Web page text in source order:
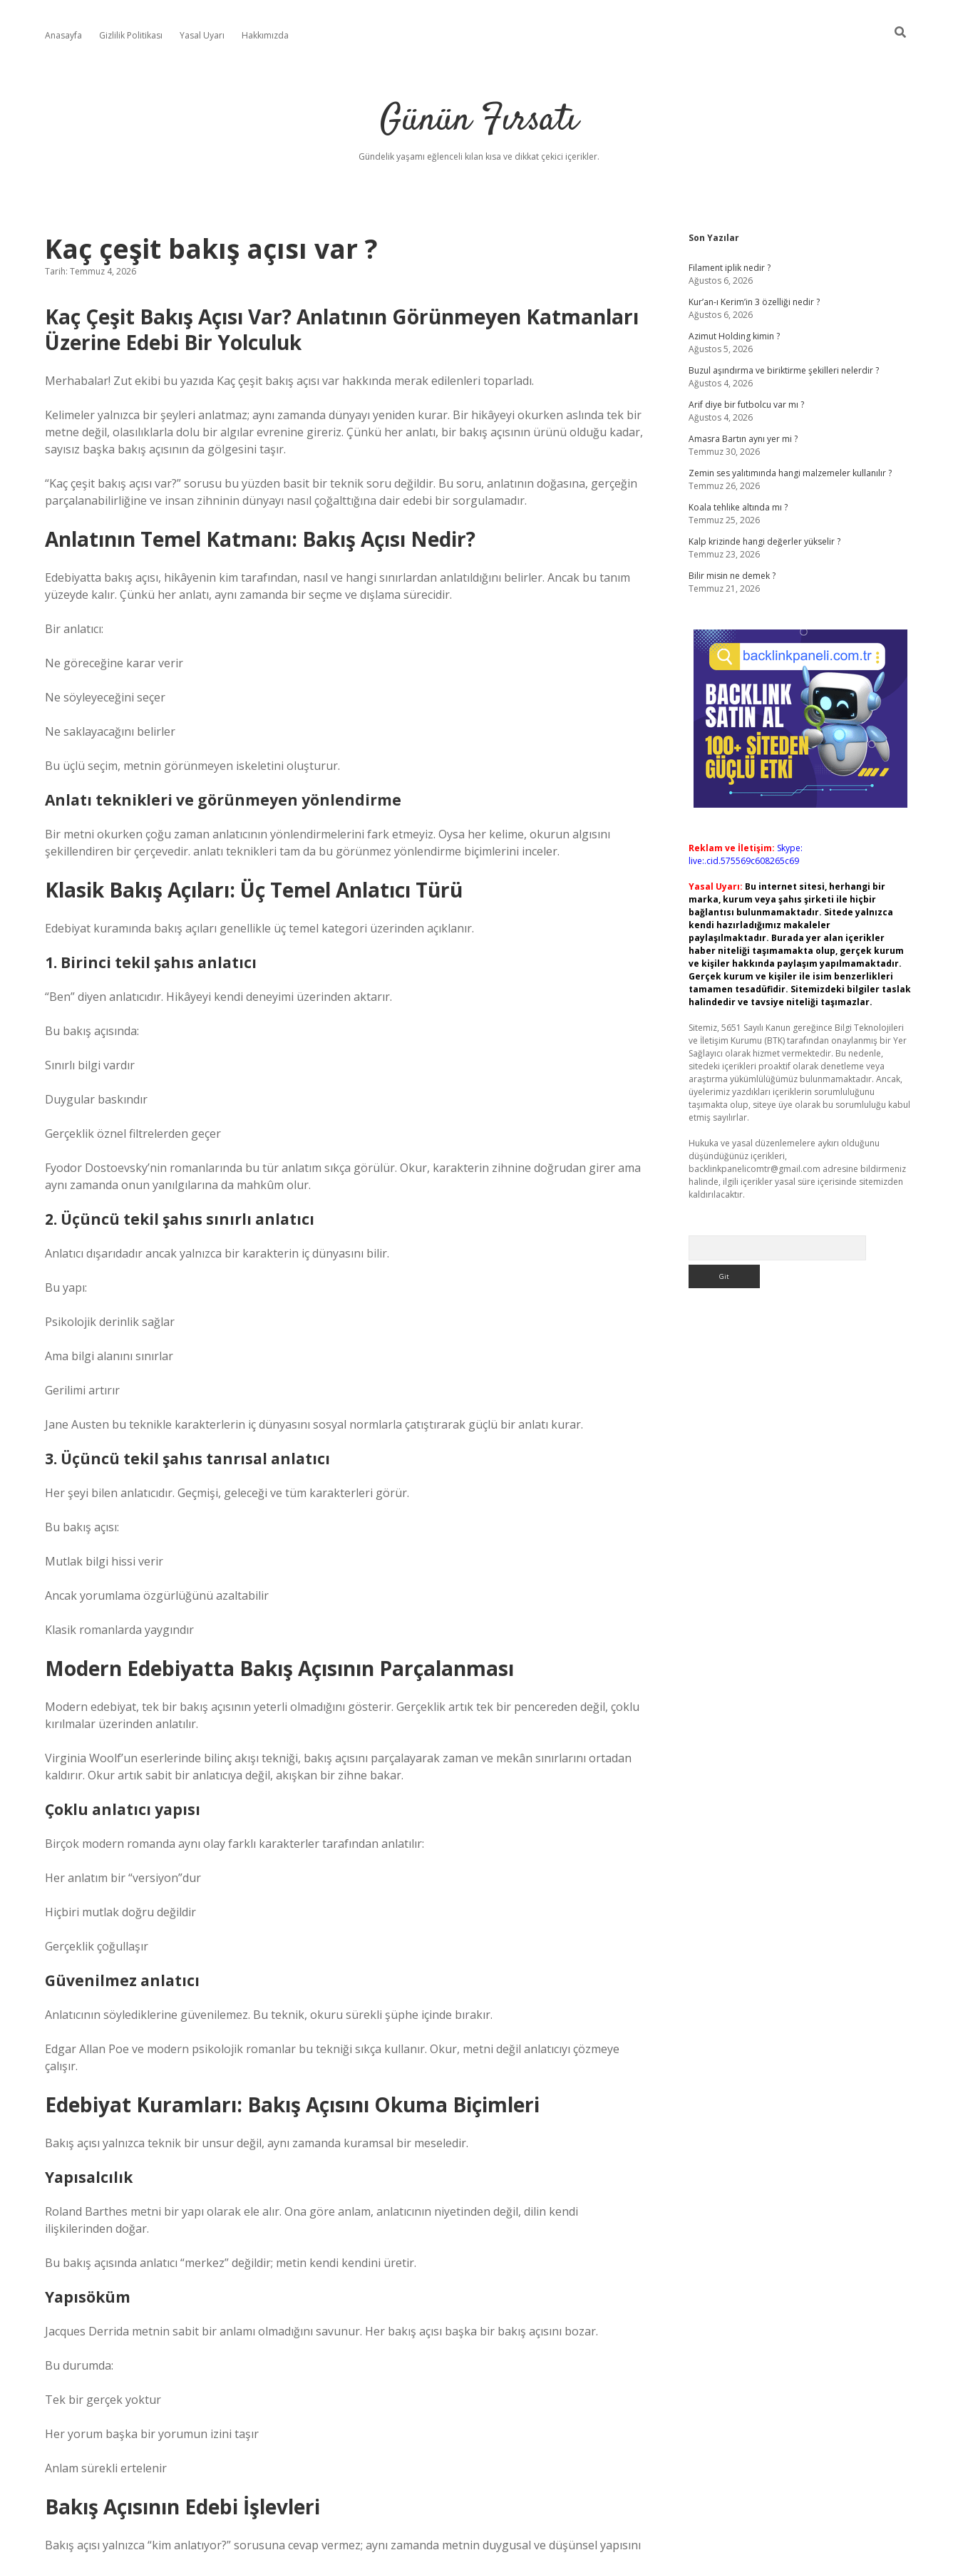
Anasayfa Gizlilik Politikası Yasal Uyarı Hakkımızda
Günün Fırsatı
Gündelik yaşamı eğlenceli kılan kısa ve dikkat çekici içerikler.
Kaç çeşit bakış açısı var ?
Tarih: Temmuz 4, 2026
Kaç Çeşit Bakış Açısı Var? Anlatının Görünmeyen Katmanları
Üzerine Edebi Bir Yolculuk
Merhabalar! Zut ekibi bu yazıda Kaç çeşit bakış açısı var hakkında merak edilenleri toparladı.
Kelimeler yalnızca bir şeyleri anlatmaz; aynı zamanda dünyayı yeniden kurar. Bir hikâyeyi okurken aslında tek bir
metne değil, olasılıklarla dolu bir algılar evrenine gireriz. Çünkü her anlatı, bir bakış açısının ürünü olduğu kadar,
sayısız başka bakış açısının da gölgesini taşır.
“Kaç çeşit bakış açısı var?” sorusu bu yüzden basit bir teknik soru değildir. Bu soru, anlatının doğasına, gerçeğin
parçalanabilirliğine ve insan zihninin dünyayı nasıl çoğalttığına dair edebi bir sorgulamadır.
Anlatının Temel Katmanı: Bakış Açısı Nedir?
Edebiyatta bakış açısı, hikâyenin kim tarafından, nasıl ve hangi sınırlardan anlatıldığını belirler. Ancak bu tanım
yüzeyde kalır. Çünkü her anlatı, aynı zamanda bir seçme ve dışlama sürecidir.
Bir anlatıcı:
Ne göreceğine karar verir
Ne söyleyeceğini seçer
Ne saklayacağını belirler
Bu üçlü seçim, metnin görünmeyen iskeletini oluşturur.
Anlatı teknikleri ve görünmeyen yönlendirme
Bir metni okurken çoğu zaman anlatıcının yönlendirmelerini fark etmeyiz. Oysa her kelime, okurun algısını
şekillendiren bir çerçevedir. anlatı teknikleri tam da bu görünmez yönlendirme biçimlerini inceler.
Klasik Bakış Açıları: Üç Temel Anlatıcı Türü
Edebiyat kuramında bakış açıları genellikle üç temel kategori üzerinden açıklanır.
1. Birinci tekil şahıs anlatıcı
“Ben” diyen anlatıcıdır. Hikâyeyi kendi deneyimi üzerinden aktarır.
Bu bakış açısında:
Sınırlı bilgi vardır
Duygular baskındır
Gerçeklik öznel filtrelerden geçer
Fyodor Dostoevsky’nin romanlarında bu tür anlatım sıkça görülür. Okur, karakterin zihnine doğrudan girer ama
aynı zamanda onun yanılgılarına da mahkûm olur.
2. Üçüncü tekil şahıs sınırlı anlatıcı
Anlatıcı dışarıdadır ancak yalnızca bir karakterin iç dünyasını bilir.
Bu yapı:
Psikolojik derinlik sağlar
Ama bilgi alanını sınırlar
Gerilimi artırır
Jane Austen bu teknikle karakterlerin iç dünyasını sosyal normlarla çatıştırarak güçlü bir anlatı kurar.
3. Üçüncü tekil şahıs tanrısal anlatıcı
Her şeyi bilen anlatıcıdır. Geçmişi, geleceği ve tüm karakterleri görür.
Bu bakış açısı:
Mutlak bilgi hissi verir
Ancak yorumlama özgürlüğünü azaltabilir
Klasik romanlarda yaygındır
Modern Edebiyatta Bakış Açısının Parçalanması
Modern edebiyat, tek bir bakış açısının yeterli olmadığını gösterir. Gerçeklik artık tek bir pencereden değil, çoklu
kırılmalar üzerinden anlatılır.
Virginia Woolf’un eserlerinde bilinç akışı tekniği, bakış açısını parçalayarak zaman ve mekân sınırlarını ortadan
kaldırır. Okur artık sabit bir anlatıcıya değil, akışkan bir zihne bakar.
Çoklu anlatıcı yapısı
Birçok modern romanda aynı olay farklı karakterler tarafından anlatılır:
Her anlatım bir “versiyon”dur
Hiçbiri mutlak doğru değildir
Gerçeklik çoğullaşır
Güvenilmez anlatıcı
Anlatıcının söylediklerine güvenilemez. Bu teknik, okuru sürekli şüphe içinde bırakır.
Edgar Allan Poe ve modern psikolojik romanlar bu tekniği sıkça kullanır. Okur, metni değil anlatıcıyı çözmeye
çalışır.
Edebiyat Kuramları: Bakış Açısını Okuma Biçimleri
Bakış açısı yalnızca teknik bir unsur değil, aynı zamanda kuramsal bir meseledir.
Yapısalcılık
Roland Barthes metni bir yapı olarak ele alır. Ona göre anlam, anlatıcının niyetinden değil, dilin kendi
ilişkilerinden doğar.
Bu bakış açısında anlatıcı “merkez” değildir; metin kendi kendini üretir.
Yapısöküm
Jacques Derrida metnin sabit bir anlamı olmadığını savunur. Her bakış açısı başka bir bakış açısını bozar.
Bu durumda:
Tek bir gerçek yoktur
Her yorum başka bir yorumun izini taşır
Anlam sürekli ertelenir
Bakış Açısının Edebi İşlevleri
Bakış açısı yalnızca “kim anlatıyor?” sorusuna cevap vermez; aynı zamanda metnin duygusal ve düşünsel yapısını
Sidebar
Son Yazılar
Filament iplik nedir ?
Ağustos 6, 2026
Kur’an-ı Kerim’in 3 özelliği nedir ?
Ağustos 6, 2026
Azimut Holding kimin ?
Ağustos 5, 2026
Buzul aşındırma ve biriktirme şekilleri nelerdir ?
Ağustos 4, 2026
Arif diye bir futbolcu var mı ?
Ağustos 4, 2026
Amasra Bartın aynı yer mi ?
Temmuz 30, 2026
Zemin ses yalıtımında hangi malzemeler kullanılır ?
Temmuz 26, 2026
Koala tehlike altında mı ?
Temmuz 25, 2026
Kalp krizinde hangi değerler yükselir ?
Temmuz 23, 2026
Bilir misin ne demek ?
Temmuz 21, 2026
Reklam ve İletişim: Skype:
live:.cid.575569c608265c69
Yasal Uyarı: Bu internet sitesi, herhangi bir
marka, kurum veya şahıs şirketi ile hiçbir
bağlantısı bulunmamaktadır. Sitede yalnızca
kendi hazırladığımız makaleler
paylaşılmaktadır. Burada yer alan içerikler
haber niteliği taşımamakta olup, gerçek kurum
ve kişiler hakkında paylaşım yapılmamaktadır.
Gerçek kurum ve kişiler ile isim benzerlikleri
tamamen tesadüfidir. Sitemizdeki bilgiler taslak
halindedir ve tavsiye niteliği taşımazlar.
Sitemiz, 5651 Sayılı Kanun gereğince Bilgi Teknolojileri
ve İletişim Kurumu (BTK) tarafından onaylanmış bir Yer
Sağlayıcı olarak hizmet vermektedir. Bu nedenle,
sitedeki içerikleri proaktif olarak denetleme veya
araştırma yükümlülüğümüz bulunmamaktadır. Ancak,
üyelerimiz yazdıkları içeriklerin sorumluluğunu
taşımakta olup, siteye üye olarak bu sorumluluğu kabul
etmiş sayılırlar.
Hukuka ve yasal düzenlemelere aykırı olduğunu
düşündüğünüz içerikleri,
backlinkpanelicomtr@gmail.com adresine bildirmeniz
halinde, ilgili içerikler yasal süre içerisinde sitemizden
kaldırılacaktır.
vdcasino güncel giriş